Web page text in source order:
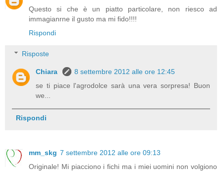
Questo si che è un piatto particolare, non riesco ad
immagianrne il gusto ma mi fido!!!!
Rispondi
Risposte
Chiara
8 settembre 2012 alle ore 12:45
se ti piace l'agrodolce sarà una vera sorpresa! Buon
we...
Rispondi
mm_skg 7 settembre 2012 alle ore 09:13
Originale! Mi piacciono i fichi ma i miei uomini non volgiono